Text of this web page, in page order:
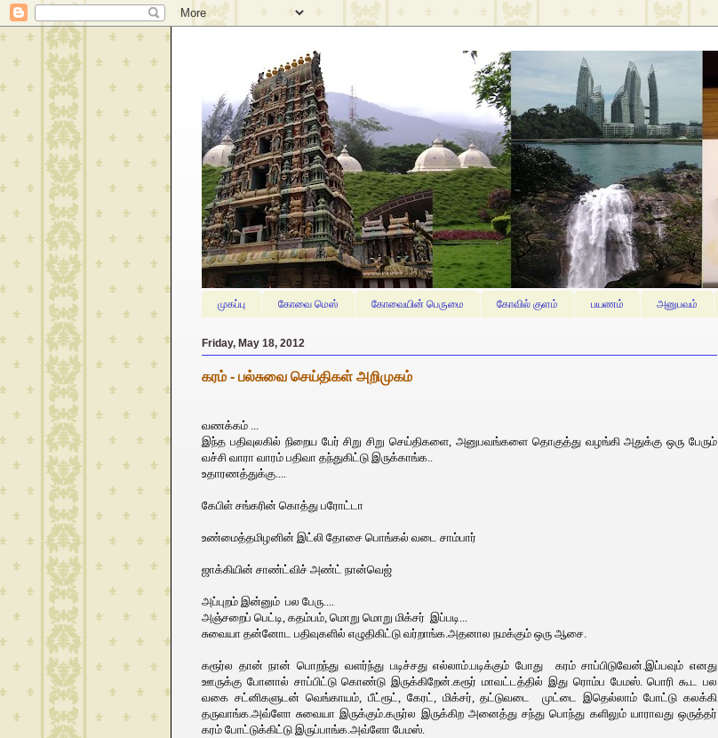
முகப்பு கோவை மெஸ் கோவையின் பெருமை கோவில் குளம் பயணம் அனுபவம்
Friday, May 18, 2012
கரம் - பல்சுவை செய்திகள் அறிமுகம்
வணக்கம் ...
இந்த பதிவுலகில் நிறைய பேர் சிறு சிறு செய்திகளை, அனுபவங்களை தொகுத்து வழங்கி அதுக்கு ஒரு பேரும்
வச்சி வாரா வாரம் பதிவா தந்துகிட்டு இருக்காங்க..
உதாரணத்துக்கு....
கேபிள் சங்கரின் கொத்து பரோட்டா
உண்மைத்தமிழனின் இட்லி தோசை பொங்கல் வடை சாம்பார்
ஜாக்கியின் சாண்ட்விச் அண்ட் நான்வெஜ்
அப்புறம் இன்னும் பல பேரு....
அஞ்சறைப் பெட்டி, கதம்பம், மொறு மொறு மிக்சர் இப்படி...
சுவையா தன்னோட பதிவுகளில் எழுதிகிட்டு வர்றாங்க.அதனால நமக்கும் ஒரு ஆசை.
கரூர்ல தான் நான் பொறந்து வளர்ந்து படிச்சது எல்லாம்.படிக்கும் போது கரம் சாப்பிடுவேன்.இப்பவும் எனது
ஊருக்கு போனால் சாப்பிட்டு கொண்டு இருக்கிறேன்.கரூர் மாவட்டத்தில் இது ரொம்ப பேமஸ். பொரி கூட பல
வகை சட்னிகளுடன் வெங்காயம், பீட்ரூட், கேரட், மிக்சர், தட்டுவடை முட்டை இதெல்லாம் போட்டு கலக்கி
தருவாங்க.அவ்ளோ சுவையா இருக்கும்.கருர்ல இருக்கிற அனைத்து சந்து பொந்து களிலும் யாராவது ஒருத்தர்
கரம் போட்டுக்கிட்டு இருப்பாங்க.அவ்ளோ பேமஸ்.